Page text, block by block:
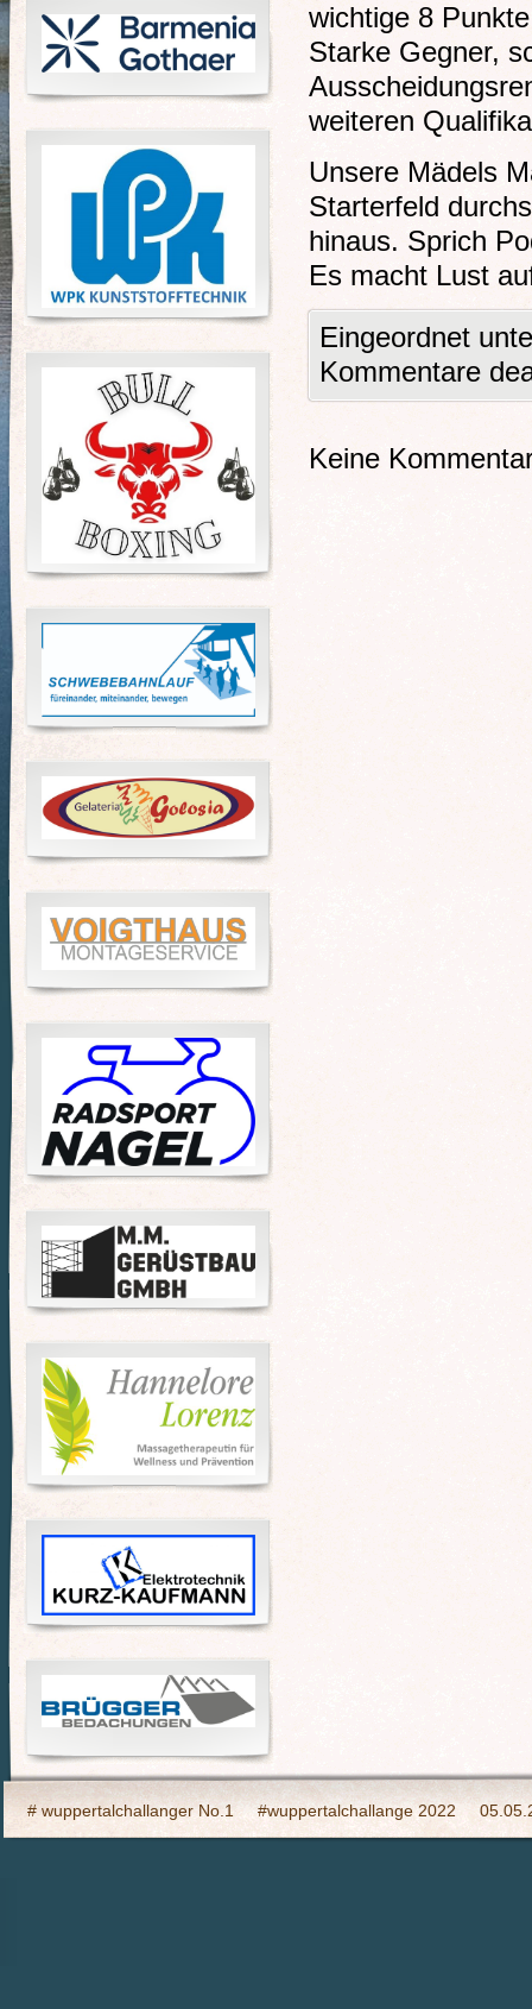
wichtige 8
Starke Gegner,
weiteren
Unsere Mädels
Starterfeld
hinaus. Sprich
Es macht Lust
Eingeordnet
Kommentare
Keine
# wuppertalchallanger No.1 #wuppertalchallange 2022